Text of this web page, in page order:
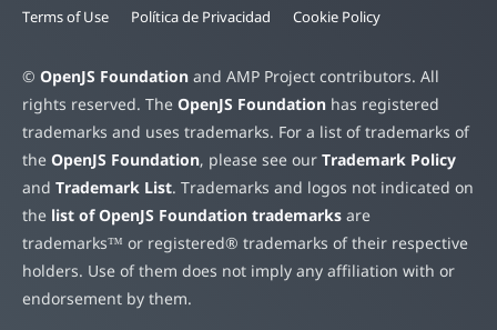
Terms of Use Política de Privacidad Cookie Policy
© OpenJS Foundation and AMP Project contributors. All
rights reserved. The OpenJS Foundation has registered
trademarks and uses trademarks. For a list of trademarks of
the OpenJS Foundation, please see our Trademark Policy
and Trademark List. Trademarks and logos not indicated on
the list of OpenJS Foundation trademarks are
trademarks™ or registered® trademarks of their respective
holders. Use of them does not imply any affiliation with or
endorsement by them.